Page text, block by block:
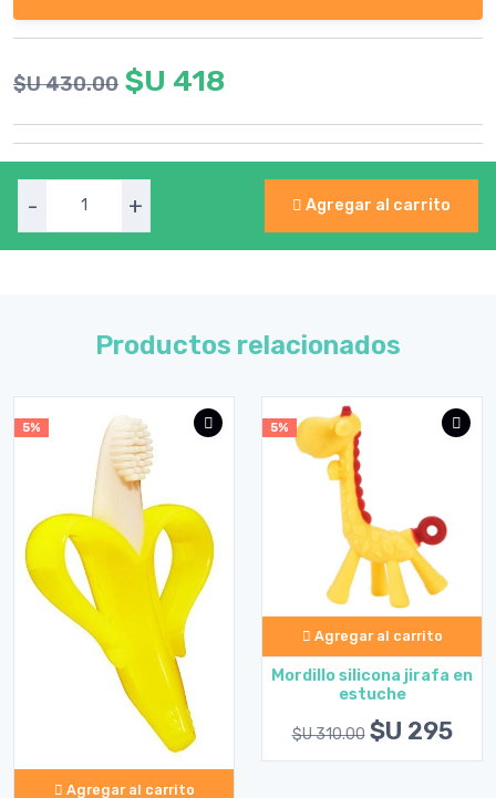
$U 430.00 $U 418
- + Agregar al carrito
Productos relacionados
5%
Agregar al carrito
5%
Agregar al carrito
Mordillo silicona jirafa en
estuche
$U 310.00 $U 295